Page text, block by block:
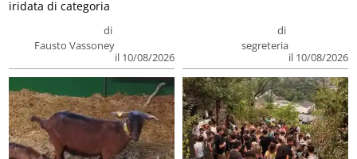
di
Fausto Vassoney
il 10/08/2026
iridata di categoria
di
segreteria
il 10/08/2026